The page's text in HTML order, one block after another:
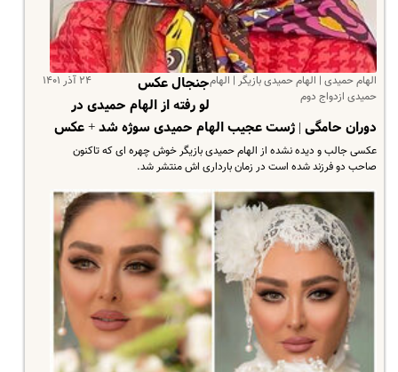
الهام حمیدی | الهام حمیدی بازیگر | الهام
حمیدی ازدواج دوم
۲۴ آذر ۱۴۰۱
جنجال عکس
لو رفته از الهام حمیدی در
دوران حامگی | ژست عجیب الهام حمیدی سوژه شد + عکس
عکسی جالب و دیده نشده از الهام حمیدی بازیگر خوش چهره ای که تاکنون
صاحب دو فرزند شده است در زمان بارداری اش منتشر شد.